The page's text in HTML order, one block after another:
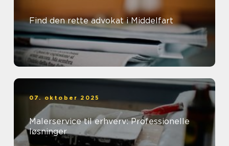
Find den rette advokat i Middelfart
07. oktober 2025
Malerservice til erhverv: Professionelle
løsninger